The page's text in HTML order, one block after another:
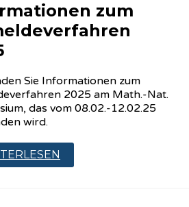
zum
Sie Informationen zum
2025 am Math.-Nat.
das vom 08.02.-12.02.25
wird.